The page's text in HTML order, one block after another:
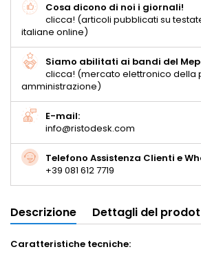
Cosa dicono di noi i giornali!
clicca! (articoli pubblicati su
italiane online)
Siamo abilitati ai bandi del
clicca! (mercato elettronico della
amministrazione)
E-mail:
info@ristodesk.com
Telefono Assistenza Clienti e
+39 081 612 7719
Descrizione Dettagli del
Caratteristiche tecniche: